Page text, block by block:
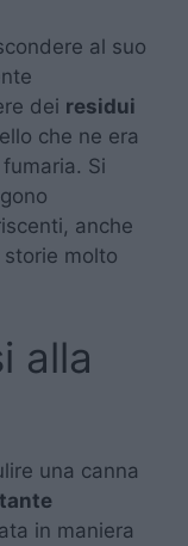
al suo
dei residui
che ne era
Si
anche
molto
alla
una canna
in maniera